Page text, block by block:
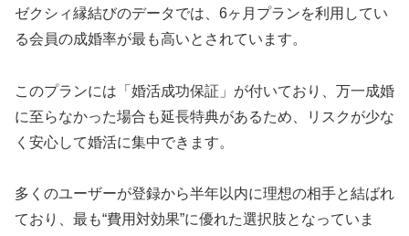
ゼクシィ縁結びのデータでは、6ヶ月プランを利用してい
る会員の成婚率が最も高いとされています。
このプランには「婚活成功保証」が付いており、万一成婚
に至らなかった場合も延長特典があるため、リスクが少な
く安心して婚活に集中できます。
多くのユーザーが登録から半年以内に理想の相手と結ばれ
ており、最も“費用対効果”に優れた選択肢となっていま